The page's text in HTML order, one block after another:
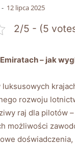
- 12 lipca 2025
2/5 - (5
– jak
luksusowych
rozwoju
raj dla pilotów
możliwości